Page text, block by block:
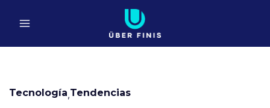
Tecnología,Tendencias